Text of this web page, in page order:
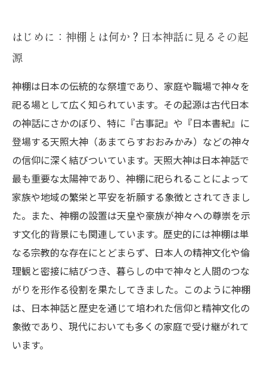
現代に受け継がれる神棚の霊的伝統とその意義
未来への展望
はじめに：神棚とは何か？日本神話に見るその起
源
神棚は日本の伝統的な祭壇であり、家庭や職場で神々を
祀る場として広く知られています。その起源は古代日本
の神話にさかのぼり、特に『古事記』や『日本書紀』に
登場する天照大神（あまてらすおおみかみ）などの神々
の信仰に深く結びついています。天照大神は日本神話で
最も重要な太陽神であり、神棚に祀られることによって
家族や地域の繁栄と平安を祈願する象徴とされてきまし
た。また、神棚の設置は天皇や豪族が神々への尊崇を示
す文化的背景にも関連しています。歴史的には神棚は単
なる宗教的な存在にとどまらず、日本人の精神文化や倫
理観と密接に結びつき、暮らしの中で神々と人間のつな
がりを形作る役割を果たしてきました。このように神棚
は、日本神話と歴史を通じて培われた信仰と精神文化の
象徴であり、現代においても多くの家庭で受け継がれて
います。